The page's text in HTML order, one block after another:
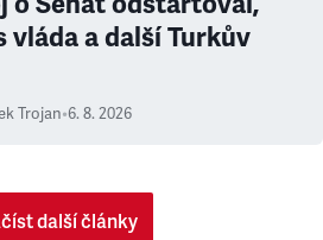
vláda a další Turkův
Trojan•6. 8. 2026
další články